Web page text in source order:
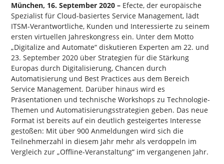
München, 16. September 2020 – Efecte, der europäische
Spezialist für Cloud-basiertes Service Management, lädt
ITSM-Verantwortliche, Kunden und Interessierte zu seinem
ersten virtuellen Jahreskongress ein. Unter dem Motto
„Digitalize and Automate“ diskutieren Experten am 22. und
23. September 2020 über Strategien für die Stärkung
Europas durch Digitalisierung, Chancen durch
Automatisierung und Best Practices aus dem Bereich
Service Management. Darüber hinaus wird es
Präsentationen und technische Workshops zu Technologie-
Themen und Automatisierungsstrategien geben. Das neue
Format ist bereits auf ein deutlich gesteigertes Interesse
gestoßen: Mit über 900 Anmeldungen wird sich die
Teilnehmerzahl in diesem Jahr mehr als verdoppeln im
Vergleich zur „Offline-Veranstaltung“ im vergangenen Jahr.